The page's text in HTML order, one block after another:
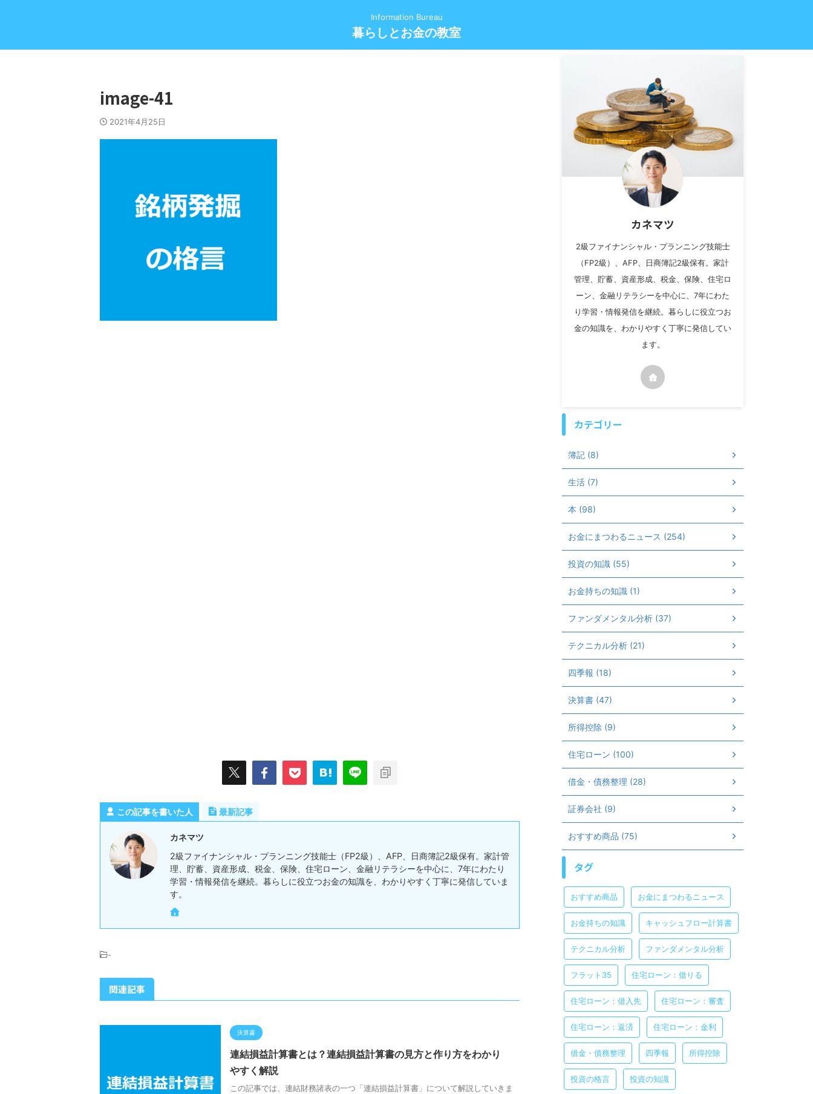
Information Bureau
暮らしとお金の教室
image-41
2021年4月25日
この記事を書いた人 最新記事
カネマツ
2級ファイナンシャル・プランニング技能士（FP2級）、AFP、日商簿記2級保有。家計管
理、貯蓄、資産形成、税金、保険、住宅ローン、金融リテラシーを中心に、7年にわたり
学習・情報発信を継続。暮らしに役立つお金の知識を、わかりやすく丁寧に発信していま
す。
-
関連記事
決算書
連結損益計算書とは？連結損益計算書の見方と作り方をわかり
やすく解説
この記事では、連結財務諸表の一つ「連結損益計算書」について解説していきま
カネマツ
2級ファイナンシャル・プランニング技能士
（FP2級）、AFP、日商簿記2級保有。家計
管理、貯蓄、資産形成、税金、保険、住宅ロ
ーン、金融リテラシーを中心に、7年にわた
り学習・情報発信を継続。暮らしに役立つお
金の知識を、わかりやすく丁寧に発信してい
ます。
カテゴリー
簿記 (8)
生活 (7)
本 (98)
お金にまつわるニュース (254)
投資の知識 (55)
お金持ちの知識 (1)
ファンダメンタル分析 (37)
テクニカル分析 (21)
四季報 (18)
決算書 (47)
所得控除 (9)
住宅ローン (100)
借金・債務整理 (28)
証券会社 (9)
おすすめ商品 (75)
タグ
おすすめ商品 お金にまつわるニュース
お金持ちの知識 キャッシュフロー計算書
テクニカル分析 ファンダメンタル分析
フラット35 住宅ローン：借りる
住宅ローン：借入先 住宅ローン：審査
住宅ローン：返済 住宅ローン：金利
借金・債務整理 四季報 所得控除
投資の格言 投資の知識